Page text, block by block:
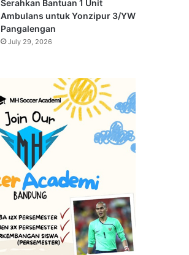
Serahkan Bantuan 1 Unit
Ambulans untuk Yonzipur 3/YW
Pangalengan
July 29, 2026